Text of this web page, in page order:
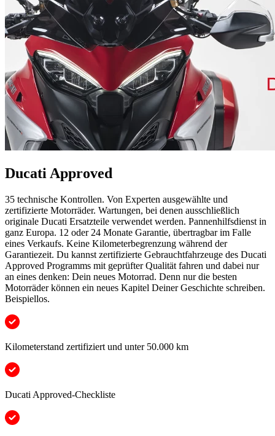
Ducati Approved
35 technische Kontrollen. Von Experten ausgewählte und
zertifizierte Motorräder. Wartungen, bei denen ausschließlich
originale Ducati Ersatzteile verwendet werden. Pannenhilfsdienst in
ganz Europa. 12 oder 24 Monate Garantie, übertragbar im Falle
eines Verkaufs. Keine Kilometerbegrenzung während der
Garantiezeit. Du kannst zertifizierte Gebrauchtfahrzeuge des Ducati
Approved Programms mit geprüfter Qualität fahren und dabei nur
an eines denken: Dein neues Motorrad. Denn nur die besten
Motorräder können ein neues Kapitel Deiner Geschichte schreiben.
Beispiellos.
Kilometerstand zertifiziert und unter 50.000 km
Ducati Approved-Checkliste